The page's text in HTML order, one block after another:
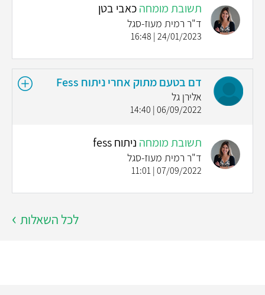
תשובת מומחהכאבי בטן
ד"ר רמית מעוז-סגל
24/01/2023 | 16:48
דם בטעם מתוק אחרי ניתוח Fess
אלירן גל
06/09/2022 | 14:40
תשובת מומחה ניתוח fess
ד"ר רמית מעוז-סגל
07/09/2022 | 11:01
לכל השאלות